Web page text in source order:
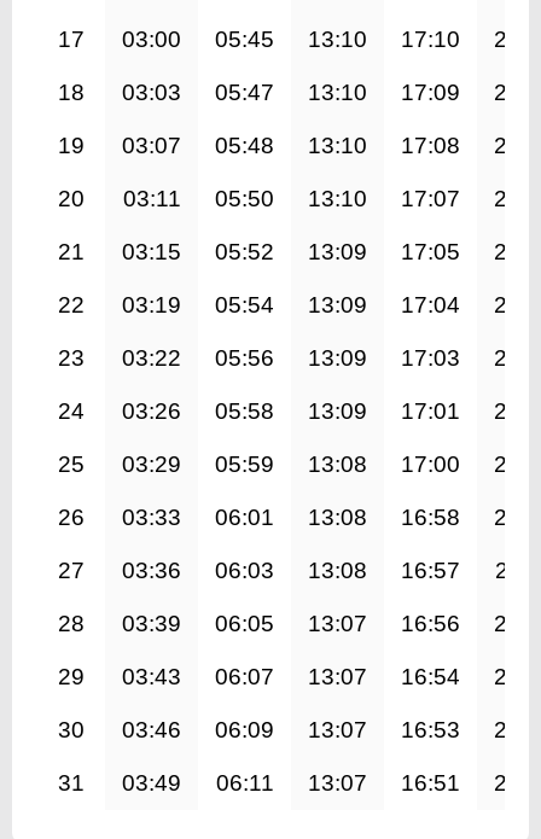
17 03:00 05:45 13:10 17:10
18 03:03 05:47 13:10 17:09
19 03:07 05:48 13:10 17:08
20 03:11 05:50 13:10 17:07
21 03:15 05:52 13:09 17:05
22 03:19 05:54 13:09 17:04
23 03:22 05:56 13:09 17:03
24 03:26 05:58 13:09 17:01
25 03:29 05:59 13:08 17:00
26 03:33 06:01 13:08 16:58
27 03:36 06:03 13:08 16:57
28 03:39 06:05 13:07 16:56
29 03:43 06:07 13:07 16:54
30 03:46 06:09 13:07 16:53
31 03:49 06:11 13:07 16:51